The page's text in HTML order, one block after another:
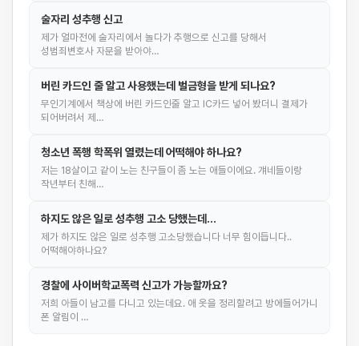
술자리 성추행 신고
제가 얼마전에 술자리에서 놀다가 추행으로 신고를 당해서
성범죄변호사 자문을 받아야…
버린 카드인 줄 알고 사용했는데 벌금형을 받게 되나요?
무인기계에서 책상에 버린 카드인줄 알고 IC카드 넣어 봤더니 결제가
되어버려서 제…
청소년 폭행 학폭위 열렸는데 어떡해야 하나요?
저는 18살이고 같이 노는 친구들이 좀 노는 애들이에요. 걔네들이랑
작년부터 친해…
하지도 않은 일로 성추행 고소 당했는데...
제가 하지도 않은 일로 성추행 고소당했습니다 너무 힘이듭니다..
어떡해야하나요?
경찰에 사이버학교폭력 신고가 가능할까요?
저희 아들이 남고를 다니고 있는데요. 애 옷을 정리할려고 방에들어가니
폰 알림이 …